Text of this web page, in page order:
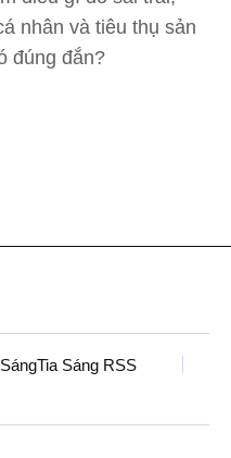
nhân và tiêu thụ sản
đúng đắn?
Tia Sáng RSS